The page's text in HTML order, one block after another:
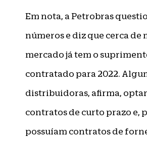
Em nota, a Petrobras
números e diz que cerca de
mercado já tem o
contratado para 2022.
distribuidoras, afirma,
contratos de curto prazo e,
possuíam contratos de